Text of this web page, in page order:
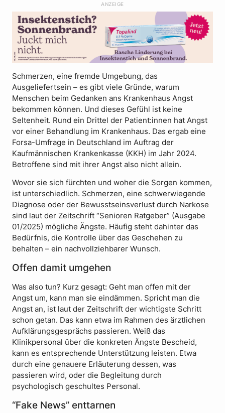
ANZEIGE
Schmerzen, eine fremde Umgebung, das
Ausgeliefertsein – es gibt viele Gründe, warum
Menschen beim Gedanken ans Krankenhaus Angst
bekommen können. Und dieses Gefühl ist keine
Seltenheit. Rund ein Drittel der Patient:innen hat Angst
vor einer Behandlung im Krankenhaus. Das ergab eine
Forsa-Umfrage in Deutschland im Auftrag der
Kaufmännischen Krankenkasse (KKH) im Jahr 2024.
Betroffene sind mit ihrer Angst also nicht allein.
Wovor sie sich fürchten und woher die Sorgen kommen,
ist unterschiedlich. Schmerzen, eine schwerwiegende
Diagnose oder der Bewusstseinsverlust durch Narkose
sind laut der Zeitschrift “Senioren Ratgeber” (Ausgabe
01/2025) mögliche Ängste. Häufig steht dahinter das
Bedürfnis, die Kontrolle über das Geschehen zu
behalten – ein nachvollziehbarer Wunsch.
Offen damit umgehen
Was also tun? Kurz gesagt: Geht man offen mit der
Angst um, kann man sie eindämmen. Spricht man die
Angst an, ist laut der Zeitschrift der wichtigste Schritt
schon getan. Das kann etwa im Rahmen des ärztlichen
Aufklärungsgesprächs passieren. Weiß das
Klinikpersonal über die konkreten Ängste Bescheid,
kann es entsprechende Unterstützung leisten. Etwa
durch eine genauere Erläuterung dessen, was
passieren wird, oder die Begleitung durch
psychologisch geschultes Personal.
“Fake News” enttarnen